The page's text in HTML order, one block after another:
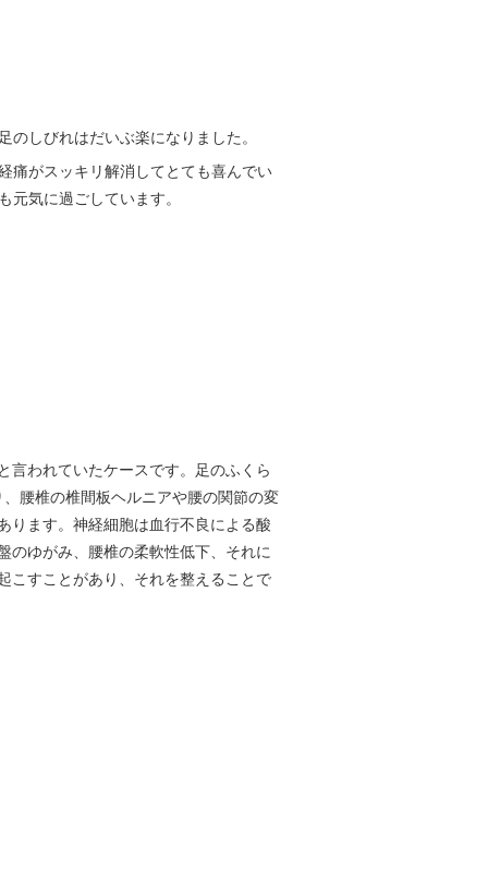
のしびれはだいぶ楽になりました。
痛がスッキリ解消してとても喜んでい
元気に過ごしています。
言われていたケースです。足のふくら
腰椎の椎間板ヘルニアや腰の関節の変
ります。神経細胞は血行不良による酸
のゆがみ、腰椎の柔軟性低下、それに
こすことがあり、それを整えることで